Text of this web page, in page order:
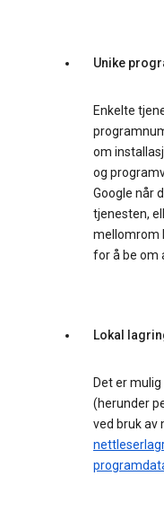
Unike
Enkelte
om
og
Google når
tjenesten,
mellomrom
for å be om
Lokal
Det er
(herunder
ved bruk av